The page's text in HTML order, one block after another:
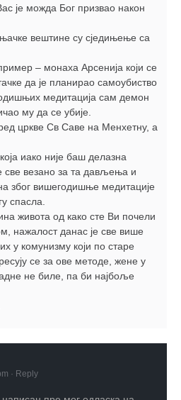
је можда Бог призвао након
вештине су сједињење са
– монаха Арсенија који се
да је планирао самоубиство
медитација сам демон
му да се убије.
цркве Св Саве на Менхетну, а
иако није баш делазна
све везано за та дављења и
због вишегодишње медитације
спасла.
живота од како сте Ви почели
нажалост данас је све више
у комунизму који по старе
се за ове методе, жене у
не биле, па би најбоље
· Reply